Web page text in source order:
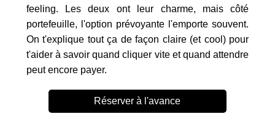
feeling. Les deux ont leur charme, mais côté
portefeuille, l'option prévoyante l'emporte souvent.
On t'explique tout ça de façon claire (et cool) pour
t'aider à savoir quand cliquer vite et quand attendre
peut encore payer.
Réserver à l'avance